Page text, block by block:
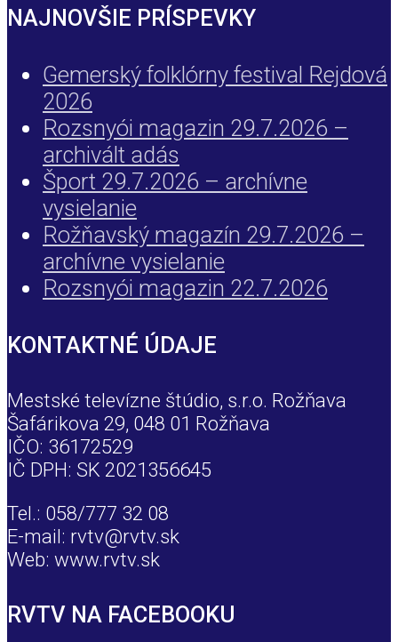
NAJNOVŠIE PRÍSPEVKY
Gemerský folklórny festival Rejdová
2026
Rozsnyói magazin 29.7.2026 –
archivált adás
Šport 29.7.2026 – archívne
vysielanie
Rožňavský magazín 29.7.2026 –
archívne vysielanie
Rozsnyói magazin 22.7.2026
KONTAKTNÉ ÚDAJE
Mestské televízne štúdio, s.r.o. Rožňava
Šafárikova 29, 048 01 Rožňava
IČO: 36172529
IČ DPH: SK 2021356645
Tel.: 058/777 32 08
E-mail: rvtv@rvtv.sk
Web: www.rvtv.sk
RVTV NA FACEBOOKU